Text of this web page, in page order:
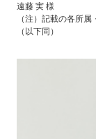
遠藤 実 様
（注）記載の各所
（以下同）